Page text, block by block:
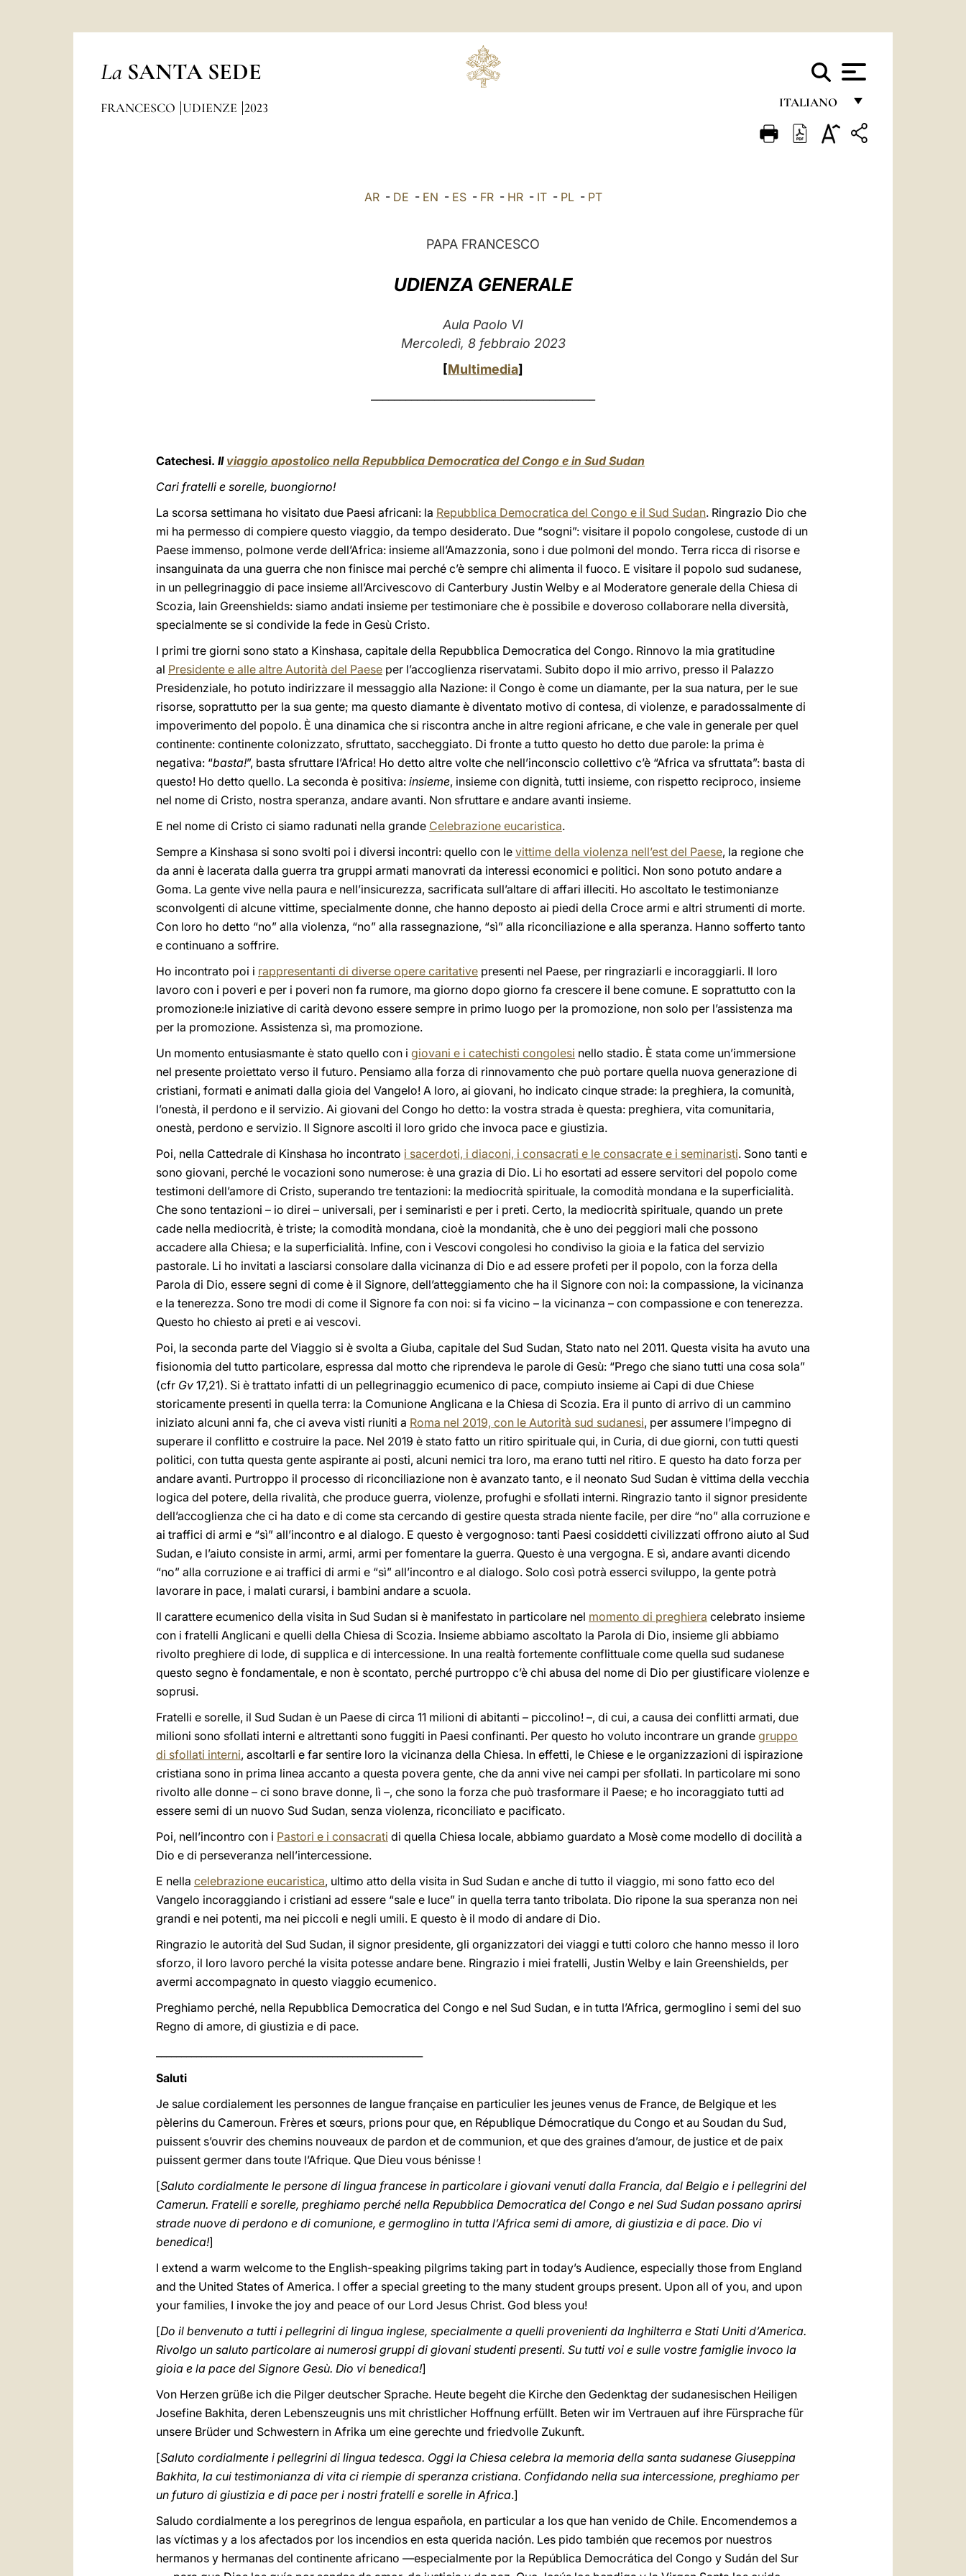
La SANTA SEDE
ITALIANO
FRANÇAIS
FRANCESCO UDIENZE 2023
AR- DE - EN - ES- FR- HR- IT- PL- PT
PAPA FRANCESCO
UDIENZA GENERALE
Aula Paolo VI
Mercoledì, 8 febbraio 2023
[Multimedia]
Catechesi. Il viaggio apostolico nella Repubblica Democratica del Congo e in Sud Sudan
Cari fratelli e sorelle, buongiorno!
La scorsa settimana ho visitato due Paesi africani: la Repubblica Democratica del Congo e il Sud Sudan. Ringrazio Dio che
mi ha permesso di compiere questo viaggio, da tempo desiderato. Due “sogni”: visitare il popolo congolese, custode di un
Paese immenso, polmone verde dell’Africa: insieme all’Amazzonia, sono i due polmoni del mondo. Terra ricca di risorse e
insanguinata da una guerra che non finisce mai perché c’è sempre chi alimenta il fuoco. E visitare il popolo sud sudanese,
in un pellegrinaggio di pace insieme all’Arcivescovo di Canterbury Justin Welby e al Moderatore generale della Chiesa di
Scozia, Iain Greenshields: siamo andati insieme per testimoniare che è possibile e doveroso collaborare nella diversità,
specialmente se si condivide la fede in Gesù Cristo.
I primi tre giorni sono stato a Kinshasa, capitale della Repubblica Democratica del Congo. Rinnovo la mia gratitudine
al Presidente e alle altre Autorità del Paese per l’accoglienza riservatami. Subito dopo il mio arrivo, presso il Palazzo
Presidenziale, ho potuto indirizzare il messaggio alla Nazione: il Congo è come un diamante, per la sua natura, per le sue
risorse, soprattutto per la sua gente; ma questo diamante è diventato motivo di contesa, di violenze, e paradossalmente di
impoverimento del popolo. È una dinamica che si riscontra anche in altre regioni africane, e che vale in generale per quel
continente: continente colonizzato, sfruttato, saccheggiato. Di fronte a tutto questo ho detto due parole: la prima è
negativa: “basta!”, basta sfruttare l’Africa! Ho detto altre volte che nell’inconscio collettivo c’è “Africa va sfruttata”: basta di
questo! Ho detto quello. La seconda è positiva: insieme, insieme con dignità, tutti insieme, con rispetto reciproco, insieme
nel nome di Cristo, nostra speranza, andare avanti. Non sfruttare e andare avanti insieme.
E nel nome di Cristo ci siamo radunati nella grande Celebrazione eucaristica.
Sempre a Kinshasa si sono svolti poi i diversi incontri: quello con le vittime della violenza nell’est del Paese, la regione che
da anni è lacerata dalla guerra tra gruppi armati manovrati da interessi economici e politici. Non sono potuto andare a
Goma. La gente vive nella paura e nell’insicurezza, sacrificata sull’altare di affari illeciti. Ho ascoltato le testimonianze
sconvolgenti di alcune vittime, specialmente donne, che hanno deposto ai piedi della Croce armi e altri strumenti di morte.
Con loro ho detto “no” alla violenza, “no” alla rassegnazione, “sì” alla riconciliazione e alla speranza. Hanno sofferto tanto
e continuano a soffrire.
Ho incontrato poi i rappresentanti di diverse opere caritative presenti nel Paese, per ringraziarli e incoraggiarli. Il loro
lavoro con i poveri e per i poveri non fa rumore, ma giorno dopo giorno fa crescere il bene comune. E soprattutto con la
promozione:le iniziative di carità devono essere sempre in primo luogo per la promozione, non solo per l’assistenza ma
per la promozione. Assistenza sì, ma promozione.
Un momento entusiasmante è stato quello con i giovani e i catechisti congolesi nello stadio. È stata come un’immersione
nel presente proiettato verso il futuro. Pensiamo alla forza di rinnovamento che può portare quella nuova generazione di
cristiani, formati e animati dalla gioia del Vangelo! A loro, ai giovani, ho indicato cinque strade: la preghiera, la comunità,
l’onestà, il perdono e il servizio. Ai giovani del Congo ho detto: la vostra strada è questa: preghiera, vita comunitaria,
onestà, perdono e servizio. Il Signore ascolti il loro grido che invoca pace e giustizia.
Poi, nella Cattedrale di Kinshasa ho incontrato i sacerdoti, i diaconi, i consacrati e le consacrate e i seminaristi. Sono tanti e
sono giovani, perché le vocazioni sono numerose: è una grazia di Dio. Li ho esortati ad essere servitori del popolo come
testimoni dell’amore di Cristo, superando tre tentazioni: la mediocrità spirituale, la comodità mondana e la superficialità.
Che sono tentazioni – io direi – universali, per i seminaristi e per i preti. Certo, la mediocrità spirituale, quando un prete
cade nella mediocrità, è triste; la comodità mondana, cioè la mondanità, che è uno dei peggiori mali che possono
accadere alla Chiesa; e la superficialità. Infine, con i Vescovi congolesi ho condiviso la gioia e la fatica del servizio
pastorale. Li ho invitati a lasciarsi consolare dalla vicinanza di Dio e ad essere profeti per il popolo, con la forza della
Parola di Dio, essere segni di come è il Signore, dell’atteggiamento che ha il Signore con noi: la compassione, la vicinanza
e la tenerezza. Sono tre modi di come il Signore fa con noi: si fa vicino – la vicinanza – con compassione e con tenerezza.
Questo ho chiesto ai preti e ai vescovi.
Poi, la seconda parte del Viaggio si è svolta a Giuba, capitale del Sud Sudan, Stato nato nel 2011. Questa visita ha avuto una
fisionomia del tutto particolare, espressa dal motto che riprendeva le parole di Gesù: “Prego che siano tutti una cosa sola”
(cfr Gv 17,21). Si è trattato infatti di un pellegrinaggio ecumenico di pace, compiuto insieme ai Capi di due Chiese
storicamente presenti in quella terra: la Comunione Anglicana e la Chiesa di Scozia. Era il punto di arrivo di un cammino
iniziato alcuni anni fa, che ci aveva visti riuniti a Roma nel 2019, con le Autorità sud sudanesi, per assumere l’impegno di
superare il conflitto e costruire la pace. Nel 2019 è stato fatto un ritiro spirituale qui, in Curia, di due giorni, con tutti questi
politici, con tutta questa gente aspirante ai posti, alcuni nemici tra loro, ma erano tutti nel ritiro. E questo ha dato forza per
andare avanti. Purtroppo il processo di riconciliazione non è avanzato tanto, e il neonato Sud Sudan è vittima della vecchia
logica del potere, della rivalità, che produce guerra, violenze, profughi e sfollati interni. Ringrazio tanto il signor presidente
dell’accoglienza che ci ha dato e di come sta cercando di gestire questa strada niente facile, per dire “no” alla corruzione e
ai traffici di armi e “sì” all’incontro e al dialogo. E questo è vergognoso: tanti Paesi cosiddetti civilizzati offrono aiuto al Sud
Sudan, e l’aiuto consiste in armi, armi, armi per fomentare la guerra. Questo è una vergogna. E sì, andare avanti dicendo
“no” alla corruzione e ai traffici di armi e “sì” all’incontro e al dialogo. Solo così potrà esserci sviluppo, la gente potrà
lavorare in pace, i malati curarsi, i bambini andare a scuola.
Il carattere ecumenico della visita in Sud Sudan si è manifestato in particolare nel momento di preghiera celebrato insieme
con i fratelli Anglicani e quelli della Chiesa di Scozia. Insieme abbiamo ascoltato la Parola di Dio, insieme gli abbiamo
rivolto preghiere di lode, di supplica e di intercessione. In una realtà fortemente conflittuale come quella sud sudanese
questo segno è fondamentale, e non è scontato, perché purtroppo c’è chi abusa del nome di Dio per giustificare violenze e
soprusi.
Fratelli e sorelle, il Sud Sudan è un Paese di circa 11 milioni di abitanti – piccolino! –, di cui, a causa dei conflitti armati, due
milioni sono sfollati interni e altrettanti sono fuggiti in Paesi confinanti. Per questo ho voluto incontrare un grande gruppo
di sfollati interni, ascoltarli e far sentire loro la vicinanza della Chiesa. In effetti, le Chiese e le organizzazioni di ispirazione
cristiana sono in prima linea accanto a questa povera gente, che da anni vive nei campi per sfollati. In particolare mi sono
rivolto alle donne – ci sono brave donne, lì –, che sono la forza che può trasformare il Paese; e ho incoraggiato tutti ad
essere semi di un nuovo Sud Sudan, senza violenza, riconciliato e pacificato.
Poi, nell’incontro con i Pastori e i consacrati di quella Chiesa locale, abbiamo guardato a Mosè come modello di docilità a
Dio e di perseveranza nell’intercessione.
E nella celebrazione eucaristica, ultimo atto della visita in Sud Sudan e anche di tutto il viaggio, mi sono fatto eco del
Vangelo incoraggiando i cristiani ad essere “sale e luce” in quella terra tanto tribolata. Dio ripone la sua speranza non nei
grandi e nei potenti, ma nei piccoli e negli umili. E questo è il modo di andare di Dio.
Ringrazio le autorità del Sud Sudan, il signor presidente, gli organizzatori dei viaggi e tutti coloro che hanno messo il loro
sforzo, il loro lavoro perché la visita potesse andare bene. Ringrazio i miei fratelli, Justin Welby e Iain Greenshields, per
avermi accompagnato in questo viaggio ecumenico.
Preghiamo perché, nella Repubblica Democratica del Congo e nel Sud Sudan, e in tutta l’Africa, germoglino i semi del suo
Regno di amore, di giustizia e di pace.
Saluti
Je salue cordialement les personnes de langue française en particulier les jeunes venus de France, de Belgique et les
pèlerins du Cameroun. Frères et sœurs, prions pour que, en République Démocratique du Congo et au Soudan du Sud,
puissent s’ouvrir des chemins nouveaux de pardon et de communion, et que des graines d’amour, de justice et de paix
puissent germer dans toute l’Afrique. Que Dieu vous bénisse !
[Saluto cordialmente le persone di lingua francese in particolare i giovani venuti dalla Francia, dal Belgio e i pellegrini del
Camerun. Fratelli e sorelle, preghiamo perché nella Repubblica Democratica del Congo e nel Sud Sudan possano aprirsi
strade nuove di perdono e di comunione, e germoglino in tutta l’Africa semi di amore, di giustizia e di pace. Dio vi
benedica!]
I extend a warm welcome to the English-speaking pilgrims taking part in today’s Audience, especially those from England
and the United States of America. I offer a special greeting to the many student groups present. Upon all of you, and upon
your families, I invoke the joy and peace of our Lord Jesus Christ. God bless you!
[Do il benvenuto a tutti i pellegrini di lingua inglese, specialmente a quelli provenienti da Inghilterra e Stati Uniti d’America.
Rivolgo un saluto particolare ai numerosi gruppi di giovani studenti presenti. Su tutti voi e sulle vostre famiglie invoco la
gioia e la pace del Signore Gesù. Dio vi benedica!]
Von Herzen grüße ich die Pilger deutscher Sprache. Heute begeht die Kirche den Gedenktag der sudanesischen Heiligen
Josefine Bakhita, deren Lebenszeugnis uns mit christlicher Hoffnung erfüllt. Beten wir im Vertrauen auf ihre Fürsprache für
unsere Brüder und Schwestern in Afrika um eine gerechte und friedvolle Zukunft.
[Saluto cordialmente i pellegrini di lingua tedesca. Oggi la Chiesa celebra la memoria della santa sudanese Giuseppina
Bakhita, la cui testimonianza di vita ci riempie di speranza cristiana. Confidando nella sua intercessione, preghiamo per
un futuro di giustizia e di pace per i nostri fratelli e sorelle in Africa.]
Saludo cordialmente a los peregrinos de lengua española, en particular a los que han venido de Chile. Encomendemos a
las víctimas y a los afectados por los incendios en esta querida nación. Les pido también que recemos por nuestros
hermanos y hermanas del continente africano —especialmente por la República Democrática del Congo y Sudán del Sur